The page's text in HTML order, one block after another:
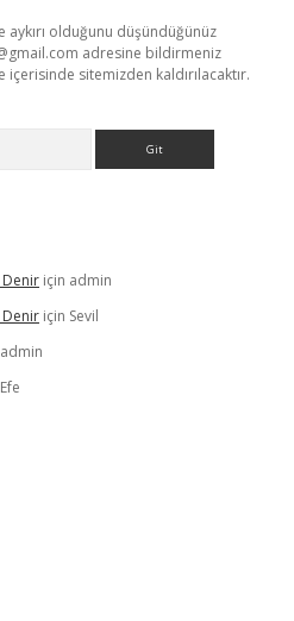
olduğunu düşündüğünüz
adresine bildirmeniz
sitemizden kaldırılacaktır.
Denir için admin
Denir için Sevil
admin
Efe